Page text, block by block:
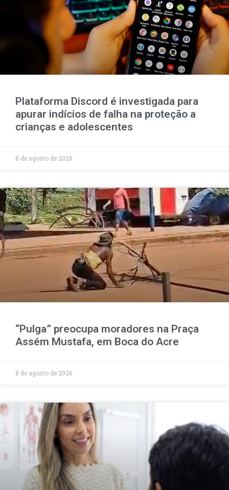
Plataforma Discord é investigada para
apurar indícios de falha na proteção a
crianças e adolescentes
8 de agosto de 2026
“Pulga” preocupa moradores na Praça
Assém Mustafa, em Boca do Acre
8 de agosto de 2026